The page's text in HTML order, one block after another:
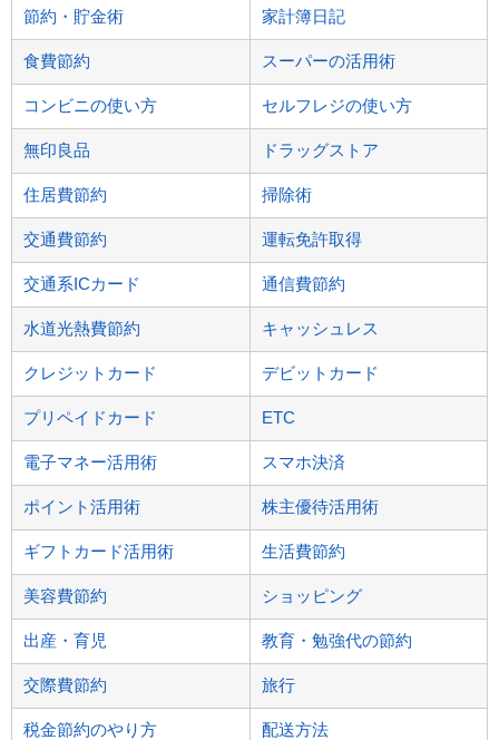
節約・貯金術 家計簿日記
食費節約 スーパーの活用術
コンビニの使い方 セルフレジの使い方
無印良品 ドラッグストア
住居費節約 掃除術
交通費節約 運転免許取得
交通系ICカード 通信費節約
水道光熱費節約 キャッシュレス
クレジットカード デビットカード
プリペイドカード ETC
電子マネー活用術 スマホ決済
ポイント活用術 株主優待活用術
ギフトカード活用術 生活費節約
美容費節約 ショッピング
出産・育児 教育・勉強代の節約
交際費節約 旅行
税金節約のやり方 配送方法